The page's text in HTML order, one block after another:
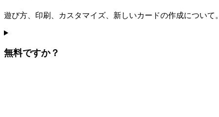
遊び方、印刷、カスタマイズ、新しいカードの作成について。
無料ですか？